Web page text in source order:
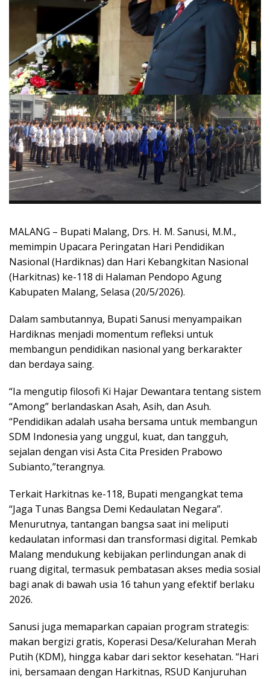
MALANG – Bupati Malang, Drs. H. M. Sanusi, M.M.,
memimpin Upacara Peringatan Hari Pendidikan
Nasional (Hardiknas) dan Hari Kebangkitan Nasional
(Harkitnas) ke-118 di Halaman Pendopo Agung
Kabupaten Malang, Selasa (20/5/2026).
Dalam sambutannya, Bupati Sanusi menyampaikan
Hardiknas menjadi momentum refleksi untuk
membangun pendidikan nasional yang berkarakter
dan berdaya saing.
“Ia mengutip filosofi Ki Hajar Dewantara tentang sistem
“Among” berlandaskan Asah, Asih, dan Asuh.
“Pendidikan adalah usaha bersama untuk membangun
SDM Indonesia yang unggul, kuat, dan tangguh,
sejalan dengan visi Asta Cita Presiden Prabowo
Subianto,”terangnya.
Terkait Harkitnas ke-118, Bupati mengangkat tema
“Jaga Tunas Bangsa Demi Kedaulatan Negara”.
Menurutnya, tantangan bangsa saat ini meliputi
kedaulatan informasi dan transformasi digital. Pemkab
Malang mendukung kebijakan perlindungan anak di
ruang digital, termasuk pembatasan akses media sosial
bagi anak di bawah usia 16 tahun yang efektif berlaku
2026.
Sanusi juga memaparkan capaian program strategis:
makan bergizi gratis, Koperasi Desa/Kelurahan Merah
Putih (KDM), hingga kabar dari sektor kesehatan. “Hari
ini, bersamaan dengan Harkitnas, RSUD Kanjuruhan